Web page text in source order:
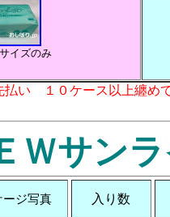
イズのみ
い １０ケース以上纏めて
サン
ージ写真 入り数